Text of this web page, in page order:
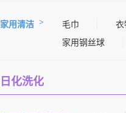
家用清洁 毛巾 衣
家用钢丝球
日化洗化